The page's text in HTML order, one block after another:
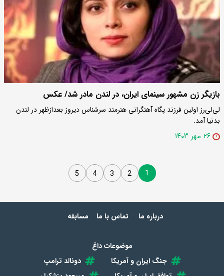
بازیگر زن مشهور سینمای ایران، در لندن مادر شد/ عکس
لی‌لی‌رز اولین فرزند پگاه آهنگرانی هنرمند سرشناس دیروز بعدازظهر در لندن
بدنیا آمد.
۲۶ مهر ۱۴۰۳
1
2
3
4
5
درباره ما تماس با ما مسابقه
موضوعات داغ
جنگ ایران و آمریکا
دونالد ترامپ